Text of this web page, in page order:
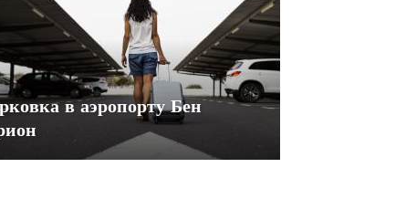
в аэропорту Бен